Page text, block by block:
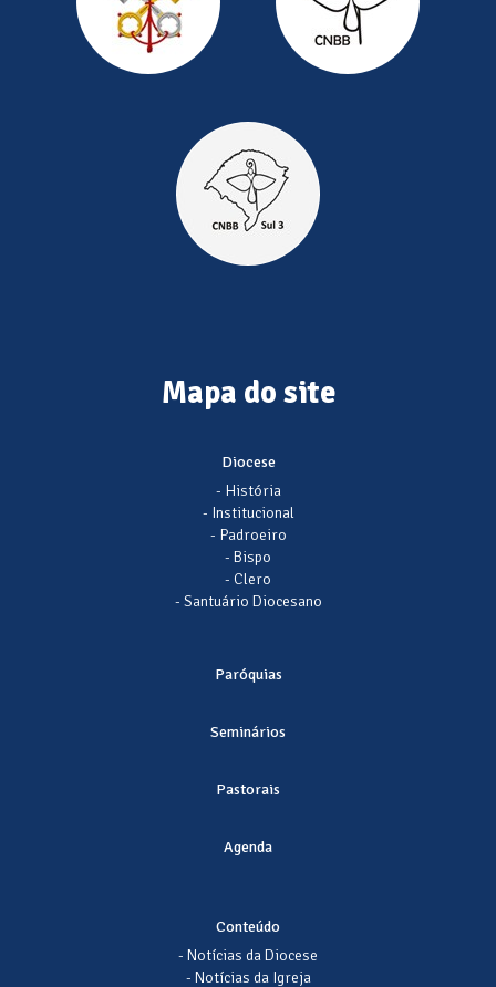
Mapa do site
Diocese
- História
- Institucional
- Padroeiro
- Bispo
- Clero
- Santuário Diocesano
Paróquias
Seminários
Pastorais
Agenda
Conteúdo
- Notícias da Diocese
- Notícias da Igreja